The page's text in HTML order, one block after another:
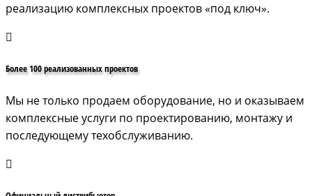
реализацию комплексных проектов «под ключ».
Более 100 реализованных проектов
Мы не только продаем оборудование, но и оказываем
комплексные услуги по проектированию, монтажу и
последующему техобслуживанию.